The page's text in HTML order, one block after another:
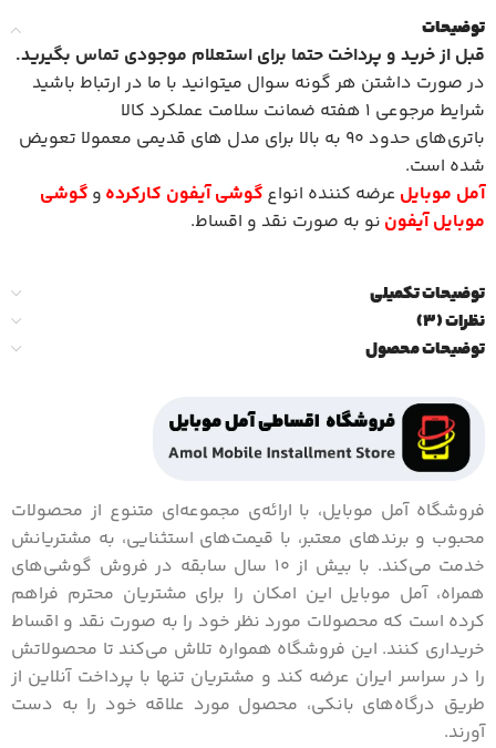
توضیحات
قبل از خرید و پرداخت حتما برای استعلام موجودی تماس بگیرید.
در صورت داشتن هر گونه سوال میتوانید با ما در ارتباط باشید
شرایط مرجوعی 1 هفته ضمانت سلامت عملکرد کالا
باتری‌های حدود 90 به بالا برای مدل های قدیمی معمولا تعویض
شده است.
آمل موبایل عرضه کننده انواع گوشی آیفون کارکرده و گوشی
موبایل آیفون نو به صورت نقد و اقساط.
توضیحات تکمیلی
نظرات (3)
توضیحات محصول
فروشگاه آمل موبایل، با ارائه‌ی مجموعه‌ای متنوع از محصولات
محبوب و برندهای معتبر، با قیمت‌های استثنایی، به مشتریانش
خدمت می‌کند. با بیش از 10 سال سابقه در فروش گوشی‌های
همراه، آمل موبایل این امکان را برای مشتریان محترم فراهم
کرده است که محصولات مورد نظر خود را به صورت نقد و اقساط
خریداری کنند. این فروشگاه همواره تلاش می‌کند تا محصولاتش
را در سراسر ایران عرضه کند و مشتریان تنها با پرداخت آنلاین از
طریق درگاه‌های بانکی، محصول مورد علاقه خود را به دست
آورند.